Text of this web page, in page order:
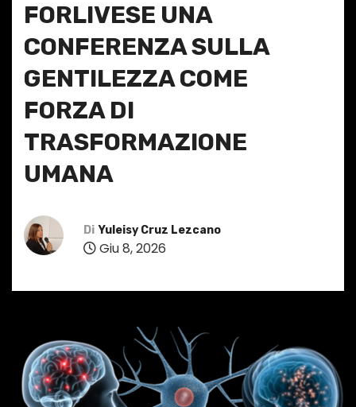
FORLIVESE UNA
CONFERENZA SULLA
GENTILEZZA COME
FORZA DI
TRASFORMAZIONE
UMANA
Di Yuleisy Cruz Lezcano
Giu 8, 2026